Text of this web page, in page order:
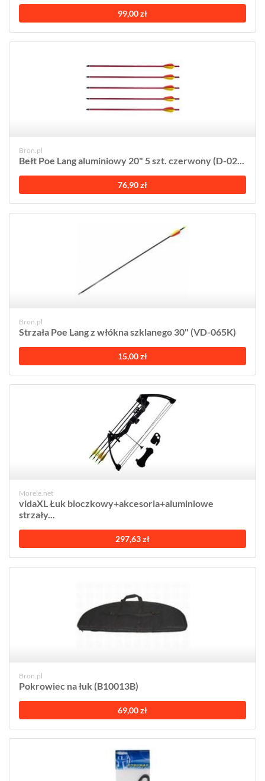
99,00 zł
Bron.pl
Bełt Poe Lang aluminiowy 20" 5 szt. czerwony (D-02...
76,90 zł
Bron.pl
Strzała Poe Lang z włókna szklanego 30" (VD-065K)
15,00 zł
Morele.net
vidaXL Łuk bloczkowy+akcesoria+aluminiowe
strzały...
297,63 zł
Bron.pl
Pokrowiec na łuk (B10013B)
69,00 zł